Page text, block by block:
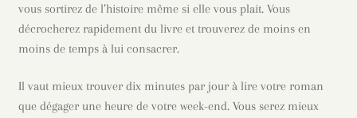
vous sortirez de l’histoire même si elle vous plait. Vous
décrocherez rapidement du livre et trouverez de moins en
moins de temps à lui consacrer.
Il vaut mieux trouver dix minutes par jour à lire votre roman
que dégager une heure de votre week-end. Vous serez mieux